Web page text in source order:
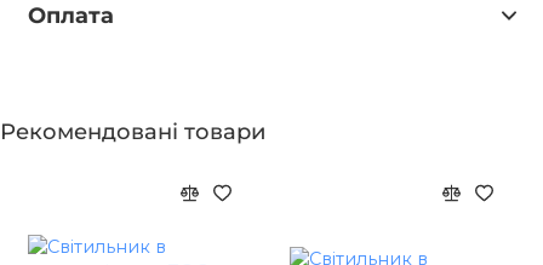
Оплата
Рекомендовані товари